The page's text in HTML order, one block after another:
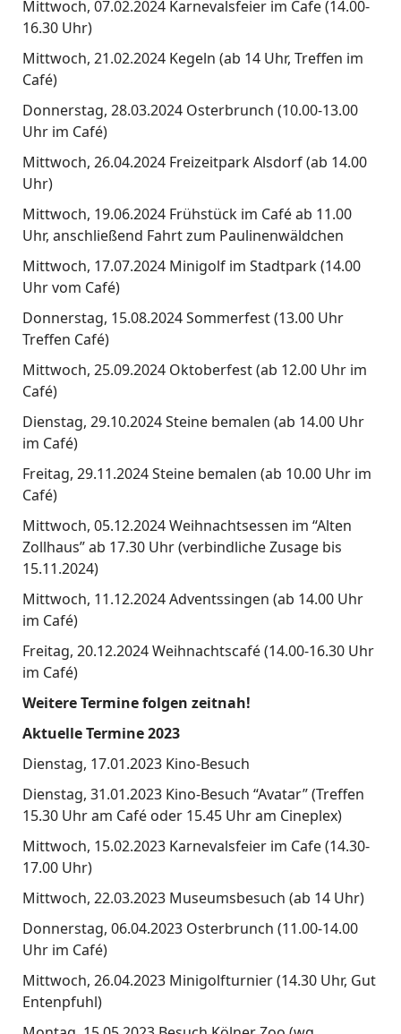
Mittwoch, 07.02.2024 Karnevalsfeier im Cafe (14.00-
16.30 Uhr)
Mittwoch, 21.02.2024 Kegeln (ab 14 Uhr, Treffen im
Café)
Donnerstag, 28.03.2024 Osterbrunch (10.00-13.00
Uhr im Café)
Mittwoch, 26.04.2024 Freizeitpark Alsdorf (ab 14.00
Uhr)
Mittwoch, 19.06.2024 Frühstück im Café ab 11.00
Uhr, anschließend Fahrt zum Paulinenwäldchen
Mittwoch, 17.07.2024 Minigolf im Stadtpark (14.00
Uhr vom Café)
Donnerstag, 15.08.2024 Sommerfest (13.00 Uhr
Treffen Café)
Mittwoch, 25.09.2024 Oktoberfest (ab 12.00 Uhr im
Café)
Dienstag, 29.10.2024 Steine bemalen (ab 14.00 Uhr
im Café)
Freitag, 29.11.2024 Steine bemalen (ab 10.00 Uhr im
Café)
Mittwoch, 05.12.2024 Weihnachtsessen im “Alten
Zollhaus” ab 17.30 Uhr (verbindliche Zusage bis
15.11.2024)
Mittwoch, 11.12.2024 Adventssingen (ab 14.00 Uhr
im Café)
Freitag, 20.12.2024 Weihnachtscafé (14.00-16.30 Uhr
im Café)
Weitere Termine folgen zeitnah!
Aktuelle Termine 2023
Dienstag, 17.01.2023 Kino-Besuch
Dienstag, 31.01.2023 Kino-Besuch “Avatar” (Treffen
15.30 Uhr am Café oder 15.45 Uhr am Cineplex)
Mittwoch, 15.02.2023 Karnevalsfeier im Cafe (14.30-
17.00 Uhr)
Mittwoch, 22.03.2023 Museumsbesuch (ab 14 Uhr)
Donnerstag, 06.04.2023 Osterbrunch (11.00-14.00
Uhr im Café)
Mittwoch, 26.04.2023 Minigolfturnier (14.30 Uhr, Gut
Entenpfuhl)